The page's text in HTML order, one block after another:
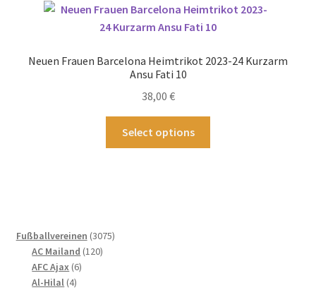
auf.
Die
können
Produktseite
Neuen Frauen Barcelona Heimtrikot 2023-24 Kurzarm
Ansu Fati 10
38,00 €
Select options
Fußballvereinen 30753075
AC Mailand 120120
AFC Ajax 66
Al-Hilal 44